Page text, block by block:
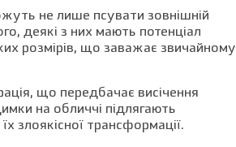
не лише псувати зовнішній
деякі з них мають потенціал
розмірів, що заважає звичайному
що передбачає висічення
на обличчі підлягають
злоякісної трансформації.